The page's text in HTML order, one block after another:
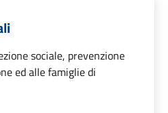
sociale, prevenzione
ed alle famiglie di